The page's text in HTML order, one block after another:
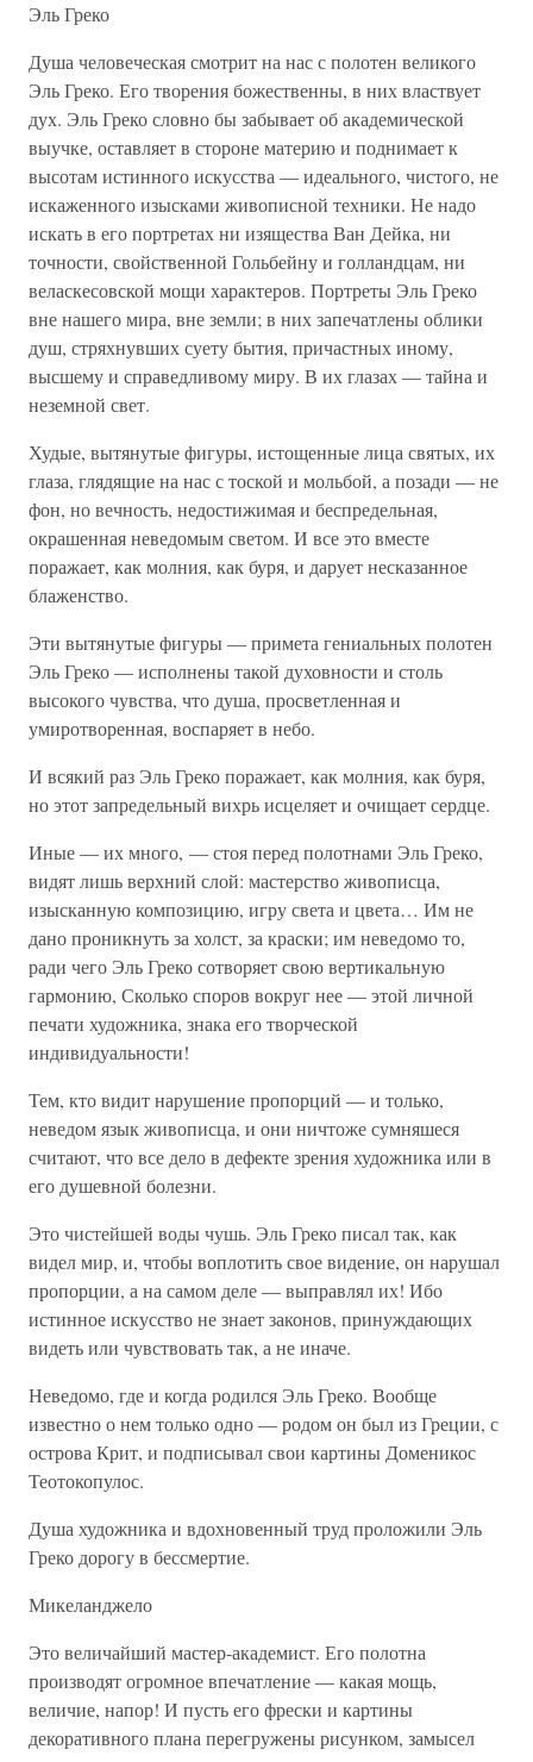
Эль Греко
Душа человеческая смотрит на нас с полотен великого
Эль Греко. Его творения божественны, в них властвует
дух. Эль Греко словно бы забывает об академической
выучке, оставляет в стороне материю и поднимает к
высотам истинного искусства — идеального, чистого, не
искаженного изысками живописной техники. Не надо
искать в его портретах ни изящества Ван Дейка, ни
точности, свойственной Гольбейну и голландцам, ни
веласкесовской мощи характеров. Портреты Эль Греко
вне нашего мира, вне земли; в них запечатлены облики
душ, стряхнувших суету бытия, причастных иному,
высшему и справедливому миру. В их глазах — тайна и
неземной свет.
Худые, вытянутые фигуры, истощенные лица святых, их
глаза, глядящие на нас с тоской и мольбой, а позади — не
фон, но вечность, недостижимая и беспредельная,
окрашенная неведомым светом. И все это вместе
поражает, как молния, как буря, и дарует несказанное
блаженство.
Эти вытянутые фигуры — примета гениальных полотен
Эль Греко — исполнены такой духовности и столь
высокого чувства, что душа, просветленная и
умиротворенная, воспаряет в небо.
И всякий раз Эль Греко поражает, как молния, как буря,
но этот запредельный вихрь исцеляет и очищает сердце.
Иные — их много, — стоя перед полотнами Эль Греко,
видят лишь верхний слой: мастерство живописца,
изысканную композицию, игру света и цвета… Им не
дано проникнуть за холст, за краски; им неведомо то,
ради чего Эль Греко сотворяет свою вертикальную
гармонию, Сколько споров вокруг нее — этой личной
печати художника, знака его творческой
индивидуальности!
Тем, кто видит нарушение пропорций — и только,
неведом язык живописца, и они ничтоже сумняшеся
считают, что все дело в дефекте зрения художника или в
его душевной болезни.
Это чистейшей воды чушь. Эль Греко писал так, как
видел мир, и, чтобы воплотить свое видение, он нарушал
пропорции, а на самом деле — выправлял их! Ибо
истинное искусство не знает законов, принуждающих
видеть или чувствовать так, а не иначе.
Неведомо, где и когда родился Эль Греко. Вообще
известно о нем только одно — родом он был из Греции, с
острова Крит, и подписывал свои картины Доменикос
Теотокопулос.
Душа художника и вдохновенный труд проложили Эль
Греко дорогу в бессмертие.
Микеланджело
Это величайший мастер-академист. Его полотна
производят огромное впечатление — какая мощь,
величие, напор! И пусть его фрески и картины
декоративного плана перегружены рисунком, замысел